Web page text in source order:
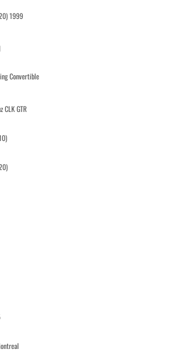
1999
Convertible
CLK GTR